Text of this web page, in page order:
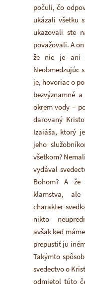
počuli, čo
ukázali všetku
ukazovali ste
považovali. A
že nie je ani
Neobmedzujúc
je, hovoriac o
bezvýznamné
okrem vody –
darovaný
Izaiáša, ktorý
jeho
všetkom?
vydával
Bohom? A
klamstva,
charakter
nikto
avšak keď
prepustiť ju
Takýmto
svedectvo o
odmietol túto